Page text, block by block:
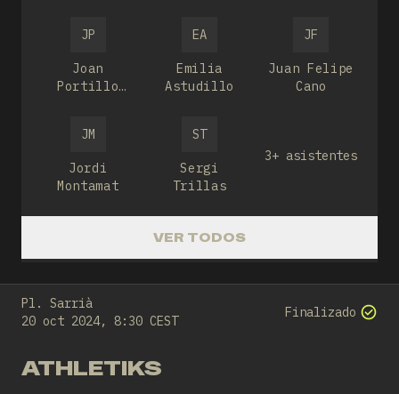
JP
Joan
Portillo
EA
Emilia
Astudillo
JF
Juan Felipe
Cano
JM
Jordi
Montamat
ST
Sergi
Trillas
3+ asistentes
VER TODOS
Pl. Sarrià
20 oct 2024, 8:30 CEST
Finalizado
ATHLETIKS